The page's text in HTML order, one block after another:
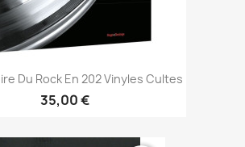
Du Rock En 202 Vinyles Cultes
35,00 €